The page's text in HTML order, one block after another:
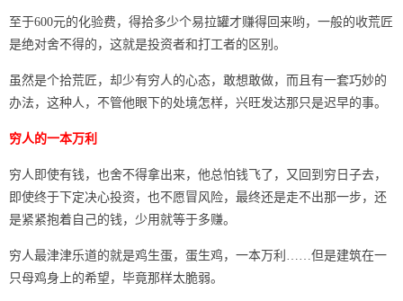
至于600元的化验费，得拾多少个易拉罐才赚得回来哟，一般的收荒匠
是绝对舍不得的，这就是投资者和打工者的区别。
虽然是个拾荒匠，却少有穷人的心态，敢想敢做，而且有一套巧妙的
办法，这种人，不管他眼下的处境怎样，兴旺发达那只是迟早的事。
穷人的一本万利
穷人即使有钱，也舍不得拿出来，他总怕钱飞了，又回到穷日子去，
即使终于下定决心投资，也不愿冒风险，最终还是走不出那一步，还
是紧紧抱着自己的钱，少用就等于多赚。
穷人最津津乐道的就是鸡生蛋，蛋生鸡，一本万利……但是建筑在一
只母鸡身上的希望，毕竟那样太脆弱。